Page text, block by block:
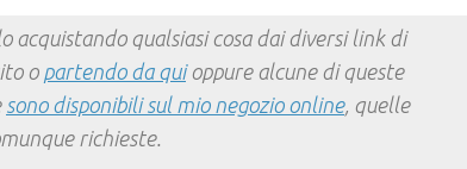
acquistando qualsiasi cosa dai diversi link di
o partendo da quioppure alcune di queste
sono disponibili sul mio negozio online, quelle
richieste.